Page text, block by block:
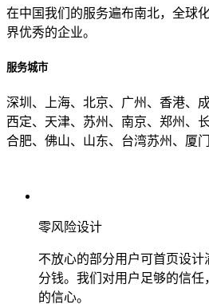
在中国我们的服务遍布南北，全球
界优秀的企业。
服务城市
深圳、上海、北京、广州、香港、
西定、天津、苏州、南京、郑州、
合肥、佛山、山东、台湾苏州、厦
零风险设计
不放心的部分用户可首页设
分钱。我们对用户足够的信
的信心。